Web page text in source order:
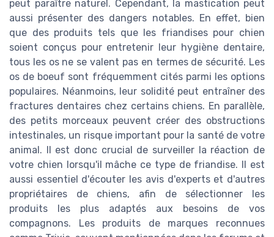
peut paraître naturel. Cependant, la mastication peut
aussi présenter des dangers notables. En effet, bien
que des produits tels que les friandises pour chien
soient conçus pour entretenir leur hygiène dentaire,
tous les os ne se valent pas en termes de sécurité. Les
os de boeuf sont fréquemment cités parmi les options
populaires. Néanmoins, leur solidité peut entraîner des
fractures dentaires chez certains chiens. En parallèle,
des petits morceaux peuvent créer des obstructions
intestinales, un risque important pour la santé de votre
animal. Il est donc crucial de surveiller la réaction de
votre chien lorsqu'il mâche ce type de friandise. Il est
aussi essentiel d'écouter les avis d'experts et d'autres
propriétaires de chiens, afin de sélectionner les
produits les plus adaptés aux besoins de vos
compagnons. Les produits de marques reconnues